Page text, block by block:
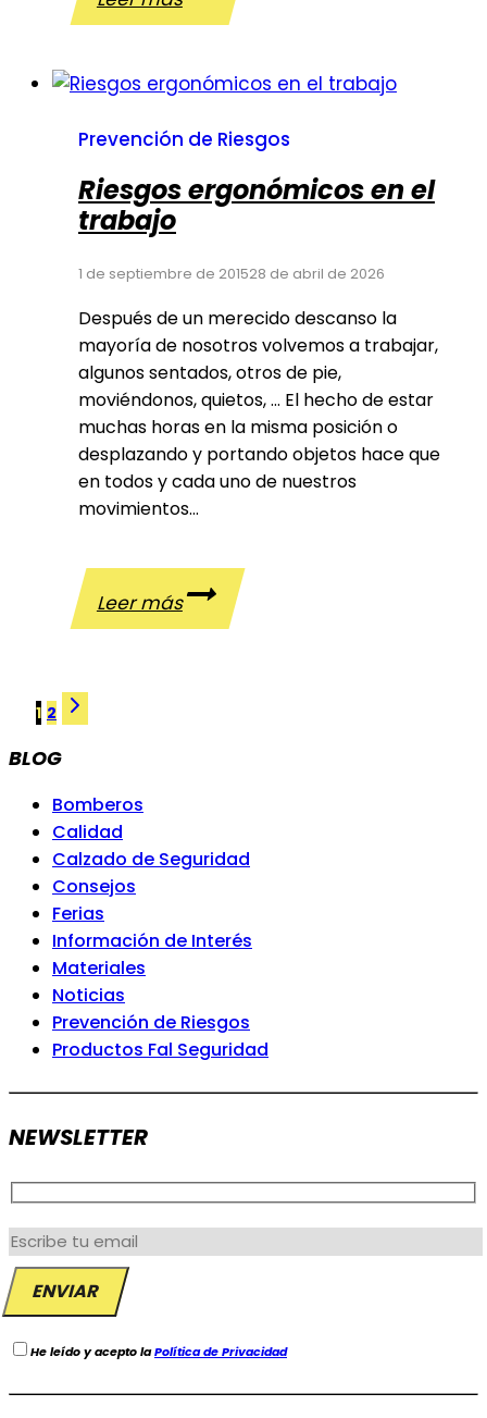
la
en
trabajo
Prevención de Riesgos
Riesgos ergonómicos en el
trabajo
1 de septiembre de 201528 de abril de 2026
Después de un merecido descanso la
mayoría de nosotros volvemos a trabajar,
algunos sentados, otros de pie,
moviéndonos, quietos, … El hecho de estar
muchas horas en la misma posición o
desplazando y portando objetos hace que
en todos y cada uno de nuestros
movimientos…
Leer másRiesgos
ergonómicos
NAVEGACIÓN
DE
PÁGINA
1 2
Siguiente
página
BLOG
Bomberos
Calidad
Calzado de Seguridad
Consejos
Ferias
Información de Interés
Materiales
Noticias
Prevención de Riesgos
Productos Fal Seguridad
NEWSLETTER
He leído y acepto laPolítica de Privacidad